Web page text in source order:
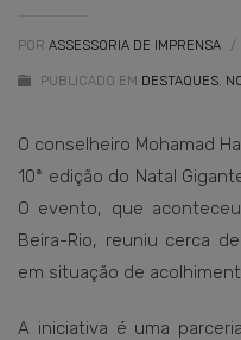
POR ASSESSORIA DE IMPRENSA /
PUBLICADO EM DESTAQUES,
O conselheiro Mohamad
10ª edição do Natal
O evento, que
Beira-Rio, reuniu cerca
em situação de
A iniciativa é uma